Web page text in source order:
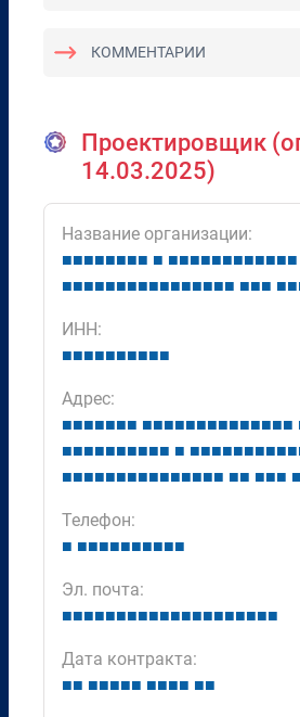
КОММЕНТАРИИ
Проектировщик
14.03.2025)
Название организации:
■■■■■■■■ ■ ■■■■■■■■■■■■
■■■■■■■■■■■■■■■■ ■■■ ■■
ИНН:
■■■■■■■■■■
Адрес:
■■■■■■■ ■■■■■■■■■■■■■■
■■■■■■■■■■ ■ ■■■■■■■■■■
■■■■■■■■■■■■■■■ ■■ ■■■ ■
Телефон:
■ ■■■■■■■■■■
Эл. почта:
■■■■■■■■■■■■■■■■■■■■
Дата контракта:
■■ ■■■■■ ■■■■ ■■